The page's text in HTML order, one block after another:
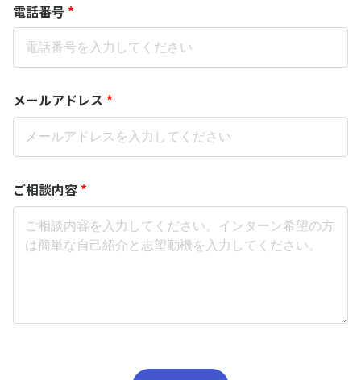
電話番号 *
メールアドレス *
ご相談内容 *